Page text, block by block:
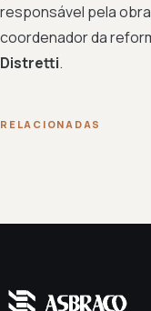
responsável pela obra
coordenador da
Distretti.
RELACIONADAS